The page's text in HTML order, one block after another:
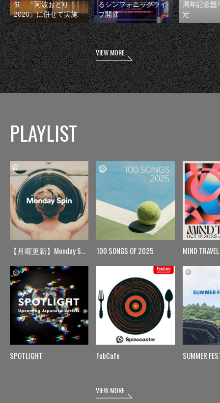
催 『阿波おどり
2026』に併せて実施
るシンフォニックライ
ブ開催
周年記念盤
定
VIEW MORE
PLAYLIST
【月曜更新】Monday Spin
SPOTLIGHT
100 SONGS OF 2025
FabCafe
MIND TRAVEL
SUMMER
VIEW MORE